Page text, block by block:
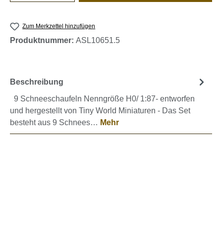
Zum Merkzettel hinzufügen
Produktnummer: ASL10651.5
Beschreibung
9 Schneeschaufeln Nenngröße H0/ 1:87- entworfen
und hergestellt von Tiny World Miniaturen - Das Set
besteht aus 9 Schnees… Mehr